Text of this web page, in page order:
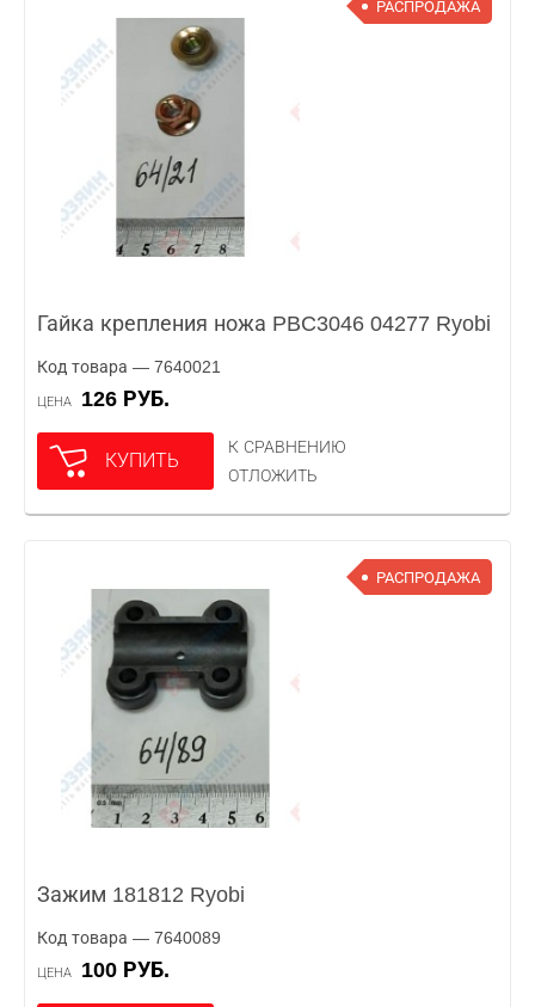
РАСПРОДАЖА
Гайка крепления ножа PBC3046 04277 Ryobi
Код товара — 7640021
ЦЕНА 126 РУБ.
КУПИТЬ
К СРАВНЕНИЮ
ОТЛОЖИТЬ
РАСПРОДАЖА
Зажим 181812 Ryobi
Код товара — 7640089
ЦЕНА 100 РУБ.